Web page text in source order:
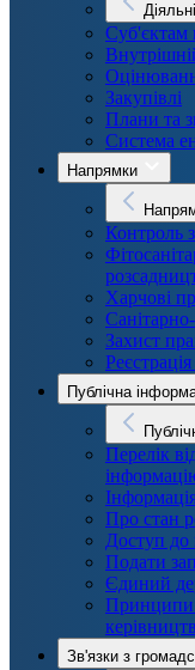
Суб'єктам
Закупівлі
Плани та
Система
Напрямки
Контроль
Харчові
Захист
Публічна
Перелік
Про стан
Доступ до
Подати
Єдиний
Принципи
Зв'язки з